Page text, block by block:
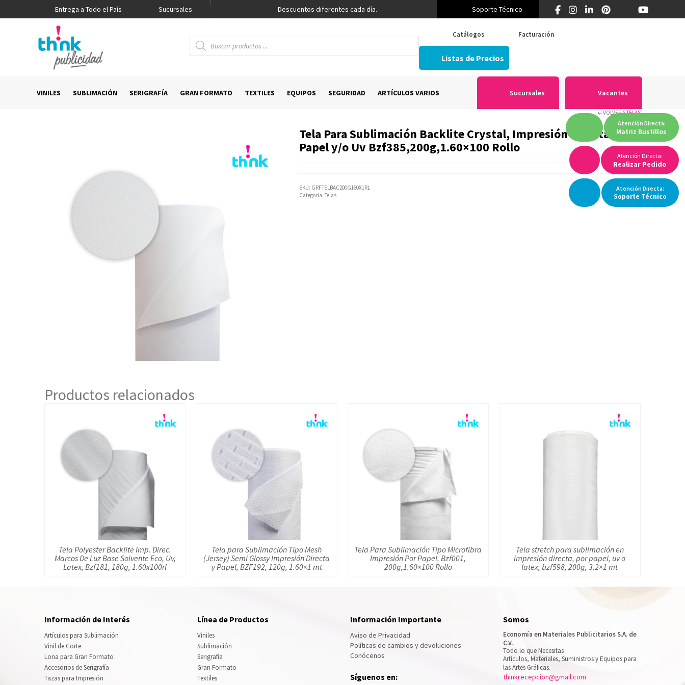
Entrega a Todo el País Sucursales
Promo Think Descuentos diferentes cada día. ¿Primera vez en Think? 55 5519 5346
Soporte Técnico
Atención Directa:
Realizar Pedido
Búsqueda
de
productos
Catálogos Facturación
Listas de Precios
AtenciónDirecta:
Soporte Técnico
VINILES SUBLIMACIÓN SERIGRAFÍA GRAN FORMATO TEXTILES EQUIPOS SEGURIDAD ARTÍCULOS VARIOS Sucursales Vacantes
Atención Directa:
Matriz Bustillos
VOLVER ATELAS
Tela Para Sublimación Backlite Crystal, Impresión Directa Por
Papel y/o Uv Bzf385,200g,1.60×100 Rollo
SKU: GRFTELBAC200G160X1RL
Categoría: Telas
Productos relacionados
Tela Polyester Backlite Imp. Direc.
Marcos De Luz Base Solvente Eco, Uv,
Latex, Bzf181, 180g, 1.60x100rl
Tela para Sublimación Tipo Mesh
(Jersey) Semi Glossy Impresión Directa
y Papel, BZF192, 120g, 1.60×1 mt
Tela Para Sublimación Tipo Microfibra
Impresión Por Papel, Bzf001,
200g,1.60×100 Rollo
Tela stretch para sublimación en
impresión directa, por papel, uv o
latex, bzf598, 200g, 3.2×1 mt
Información de Interés
Artículos para Sublimación
Vinil de Corte
Lona para Gran Formato
Accesorios de Serigrafía
Tazas para Impresión
Línea de Productos
Viniles
Sublimación
Serigrafía
Gran Formato
Textiles
Información Importante
Aviso de Privacidad
Políticas de cambios y devoluciones
Conócenos
Síguenos en:
Somos
Economía en Materiales Publicitarios S.A. de
C.V.
Todo lo que Necesitas
Artículos, Materiales, Suministros y Equipos para
las Artes Gráficas.
thinkrecepcion@gmail.com